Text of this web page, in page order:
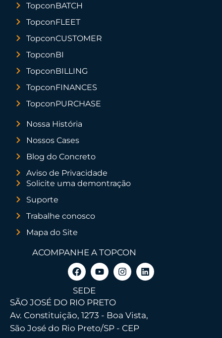
TopconBATCH
TopconFLEET
TopconCUSTOMER
TopconBI
TopconBILLING
TopconFINANCES
TopconPURCHASE
Nossa História
Nossos Cases
Blog do Concreto
Aviso de Privacidade
Solicite uma demontração
Suporte
Trabalhe conosco
Mapa do Site
ACOMPANHE A TOPCON
SEDE
SÃO JOSÉ DO RIO PRETO
Av. Constituição, 1273 - Boa Vista,
São José do Rio Preto/SP - CEP